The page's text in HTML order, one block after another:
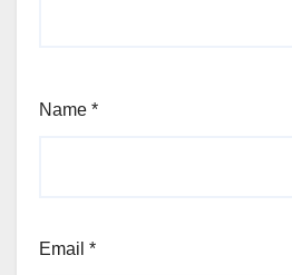
Name *
Email *